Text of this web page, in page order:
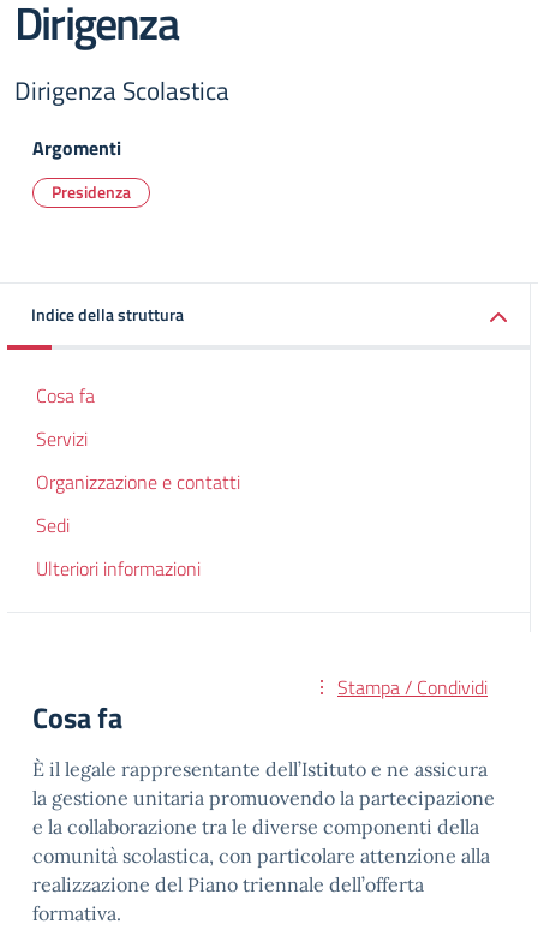
Dirigenza
Dirigenza Scolastica
Argomenti
Presidenza
Indice della struttura
Cosa fa
Servizi
Organizzazione e contatti
Sedi
Ulteriori informazioni
Stampa / Condividi
Cosa fa
È il legale rappresentante dell’Istituto e ne assicura
la gestione unitaria promuovendo la partecipazione
e la collaborazione tra le diverse componenti della
comunità scolastica, con particolare attenzione alla
realizzazione del Piano triennale dell’offerta
formativa.